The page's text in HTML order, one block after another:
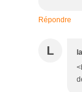
Répondre
L